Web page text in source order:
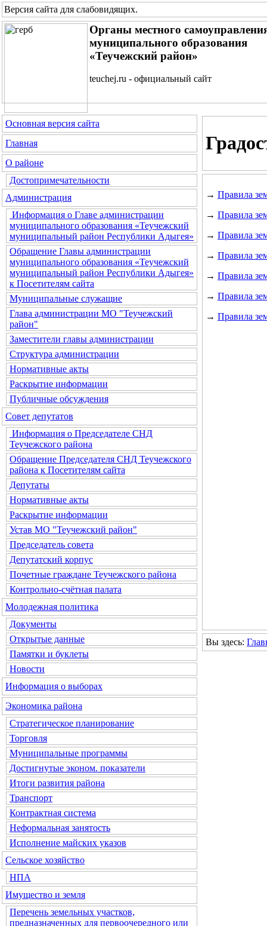
Версия сайта для слабовидящих.
Органы местного
муниципального образования
«Теучежский район»
teuchej.ru - официальный сайт
Основная версия сайта
Главная
О районе
Достопримечательности
Администрация
Информация о Главе администрации
муниципального образования «Теучежский
муниципальный район Республики Адыгея»
Обращение Главы администрации
муниципального образования «Теучежский
муниципальный район Республики Адыгея»
к Посетителям сайта
Муниципальные служащие
Глава администрации МО "Теучежский
район"
Заместители главы администрации
Структура администрации
Нормативные акты
Раскрытие информации
Публичные обсуждения
Совет депутатов
Информация о Председателе СНД
Теучежского района
Обращение Председателя СНД Теучежского
района к Посетителям сайта
Депутаты
Нормативные акты
Раскрытие информации
Устав МО "Теучежский район"
Председатель совета
Депутатский корпус
Почетные граждане Теучежского района
Контрольно-счётная палата
Молодежная политика
Документы
Открытые данные
Памятки и буклеты
Новости
Информация о выборах
Экономика района
Стратегическое планирование
Торговля
Муниципальные программы
Достигнутые эконом. показатели
Итоги развития района
Транспорт
Контрактная система
Неформальная занятость
Исполнение майских указов
Сельское хозяйство
НПА
Имущество и земля
Перечень земельных участков,
предназначенных для первоочередного или
→ Правила
→ Правила
→ Правила
→ Правила
→ Правила
→ Правила
→ Правила
Вы здесь: